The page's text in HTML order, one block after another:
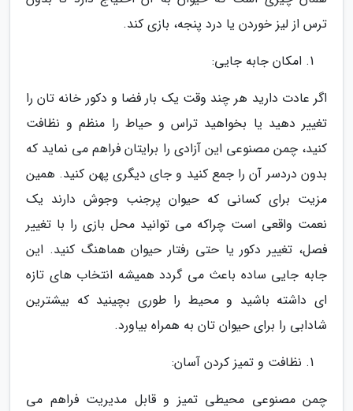
ترس از لیز خوردن یا درد پنجه، بازی کند.
امکان جابه جایی:
اگر عادت دارید هر چند وقت یک بار فضا و دکور خانه تان را
تغییر دهید یا بخواهید تراس و حیاط را منظم و نظافت
کنید، چمن مصنوعی این آزادی را برایتان فراهم می نماید که
بدون دردسر آن را جمع کنید و جای دیگری پهن کنید. همین
مزیت برای کسانی که حیوان پرجنب وجوش دارند یک
نعمت واقعی است چراکه می توانید محل بازی را با تغییر
فصل، تغییر دکور یا حتی رفتار حیوان هماهنگ کنید. این
جابه جایی ساده باعث می گردد همیشه انتخاب های تازه
ای داشته باشید و محیط را طوری بچینید که بیشترین
شادابی را برای حیوان تان به همراه بیاورد.
نظافت و تمیز کردن آسان:
چمن مصنوعی محیطی تمیز و قابل مدیریت فراهم می